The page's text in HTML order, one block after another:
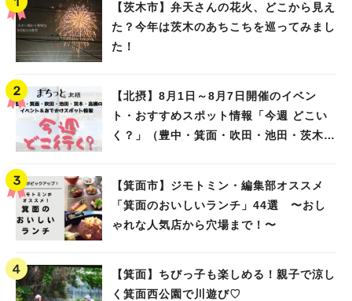
【茨木市】弁天さんの花火、どこから見え
た？今年は茨木のあちこちを巡ってみまし
た！
【北摂】8月1日～8月7日開催のイベン
ト・おすすめスポット情報「今週 どこい
く？」（豊中・箕面・吹田・池田・茨木・
【箕面市】ジモトミン・編集部オススメ
「箕面のおいしいランチ」44選 〜おし
ゃれな人気店から穴場まで！〜
【箕面】ちびっ子も楽しめる！親子で涼し
く箕面西公園で川遊び♡